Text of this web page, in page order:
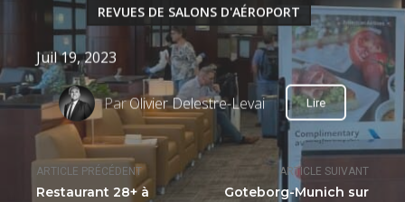
ARTICLE PRÉCÉDENT
Restaurant 28+ à
ARTICLE SUIVANT
Goteborg-Munich sur
REVUES DE SALONS D'AÉROPORT
Juil 19, 2023
ParOlivier Delestre-Levai Lire